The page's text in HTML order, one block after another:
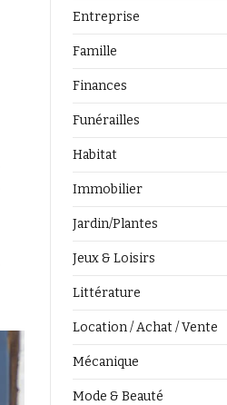
Entreprise
Famille
Finances
Funérailles
Habitat
Immobilier
Jardin/Plantes
Jeux & Loisirs
Littérature
Location / Achat / Vente
Mécanique
Mode & Beauté